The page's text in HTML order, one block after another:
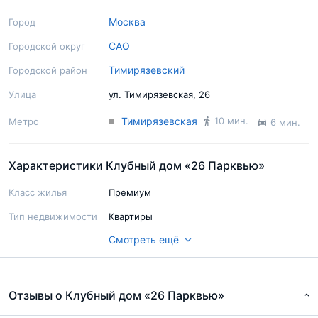
Город Москва
Городской округ САО
Городской район Тимирязевский
Улица ул. Тимирязевская, 26
Метро Тимирязевская 10 мин. 6 мин.
Характеристики Клубный дом «26 Парквью»
Класс жилья Премиум
Тип недвижимости Квартиры
Строительство не начато
Территория Огорожена
Балкон/Лоджия Есть
Смотреть ещё
Отзывы о Клубный дом «26 Парквью»